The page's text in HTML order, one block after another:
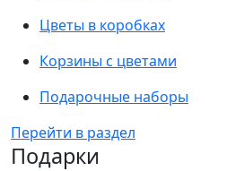
Цветы в коробках
Корзины с цветами
Подарочные наборы
Перейти в раздел
Подарки